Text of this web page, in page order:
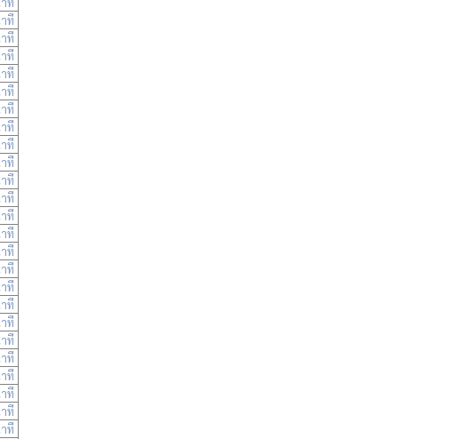
ที
ที
ที
ที
ที
ที
ที
ที
ที
ที
ที
ที
ที
ที
ที
ที
ที
ที
ที
ที
ที
ที
ที
ที